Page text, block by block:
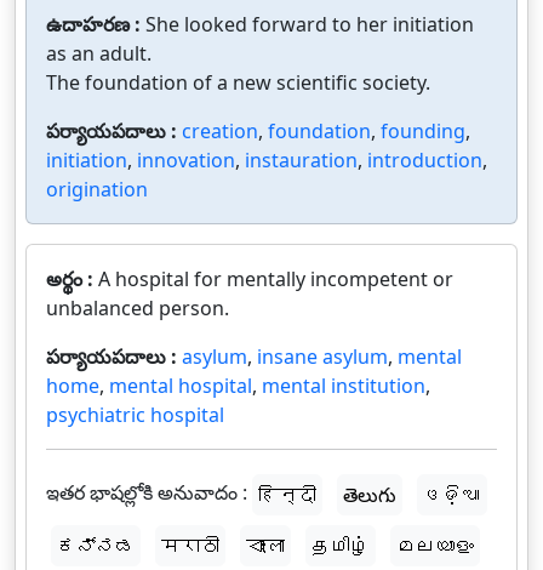
ఉదాహరణ : She looked forward to her initiation
as an adult.
The foundation of a new scientific society.
పర్యాయపదాలు : creation, foundation, founding,
initiation, innovation, instauration, introduction,
origination
అర్థం : A hospital for mentally incompetent or
unbalanced person.
పర్యాయపదాలు : asylum, insane asylum, mental
home, mental hospital, mental institution,
psychiatric hospital
ఇతర భాషల్లోకి అనువాదం : हिन्दी తెలుగు
ଓଡ଼ିଆ
ಕನ್ನಡ
मराठी বাংলা தமிழ் മലയാളം